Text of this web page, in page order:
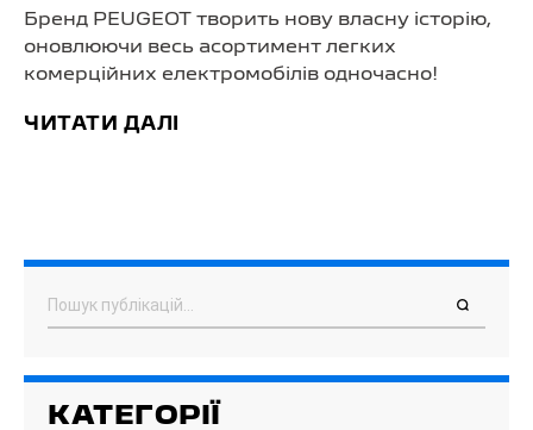
Бренд PEUGEOT творить нову власну історію,
оновлюючи весь асортимент легких
комерційних електромобілів одночасно!
ЧИТАТИ ДАЛІ
КАТЕГОРІЇ